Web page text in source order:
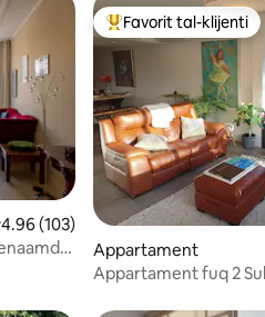
ta' reviews: 169
medju ta' 4.96 minn 5, skont
4.96 (103)
Wieħed mill-aqwa
Favorit tal-klijenti
Appartament
Appartament fuq 2